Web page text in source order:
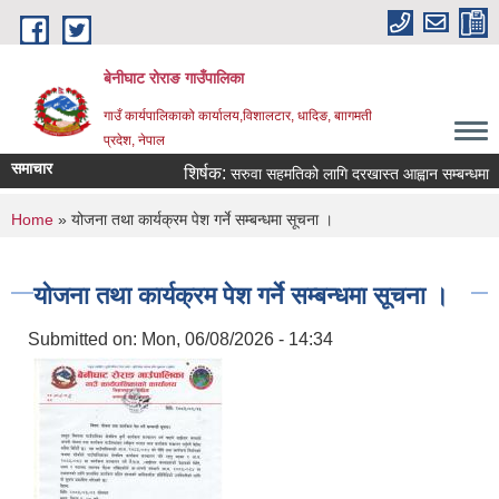
Skip to main content
बेनीघाट रोराङ गाउँपालिका
गाउँ कार्यपालिकाको कार्यालय,विशालटार, धादिङ, बाागमती
प्रदेश, नेपाल
समाचार शिर्षक:सरुवा सहमतिको लागि दरखास्त आह्वान सम्बन्धमा ।
You are here
Home » योजना तथा कार्यक्रम पेश गर्ने सम्बन्धमा सूचना ।
योजना तथा कार्यक्रम पेश गर्ने सम्बन्धमा सूचना ।
Submitted on: Mon, 06/08/2026 - 14:34